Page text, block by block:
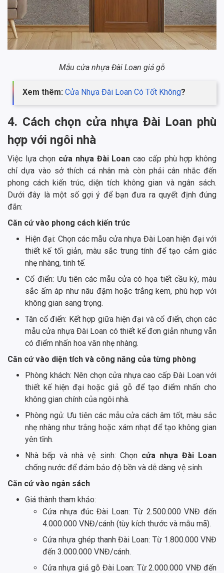
Mẫu cửa nhựa Đài Loan giả gỗ
Xem thêm: Cửa Nhựa Đài Loan Có Tốt Không?
4. Cách chọn cửa nhựa Đài Loan phù
hợp với ngôi nhà
Việc lựa chọn cửa nhựa Đài Loan cao cấp phù hợp không
chỉ dựa vào sở thích cá nhân mà còn phải cân nhắc đến
phong cách kiến trúc, diện tích không gian và ngân sách.
Dưới đây là một số gợi ý để bạn đưa ra quyết định đúng
đắn:
Căn cứ vào phong cách kiến trúc
Hiện đại: Chọn các mẫu cửa nhựa Đài Loan hiện đại với
thiết kế tối giản, màu sắc trung tính để tạo cảm giác
nhẹ nhàng, tinh tế.
Cổ điển: Ưu tiên các mẫu cửa có họa tiết cầu kỳ, màu
sắc ấm áp như nâu đậm hoặc trắng kem, phù hợp với
không gian sang trọng.
Tân cổ điển: Kết hợp giữa hiện đại và cổ điển, chọn các
mẫu cửa nhựa Đài Loan có thiết kế đơn giản nhưng vẫn
có điểm nhấn hoa văn nhẹ nhàng.
Căn cứ vào diện tích và công năng của từng phòng
Phòng khách: Nên chọn cửa nhựa cao cấp Đài Loan với
thiết kế hiện đại hoặc giả gỗ để tạo điểm nhấn cho
không gian chính của ngôi nhà.
Phòng ngủ: Ưu tiên các mẫu cửa cách âm tốt, màu sắc
nhẹ nhàng như trắng hoặc xám nhạt để tạo không gian
yên tĩnh.
Nhà bếp và nhà vệ sinh: Chọn cửa nhựa Đài Loan
chống nước để đảm bảo độ bền và dễ dàng vệ sinh.
Căn cứ vào ngân sách
Giá thành tham khảo:
Cửa nhựa đúc Đài Loan: Từ 2.500.000 VNĐ đến
4.000.000 VNĐ/cánh (tùy kích thước và mẫu mã).
Cửa nhựa ghép thanh Đài Loan: Từ 1.800.000 VNĐ
đến 3.000.000 VNĐ/cánh.
Cửa nhựa giả gỗ Đài Loan: Từ 2.000.000 VNĐ đến